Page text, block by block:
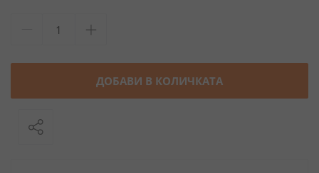
ДОБАВИ В КОЛИЧКАТА